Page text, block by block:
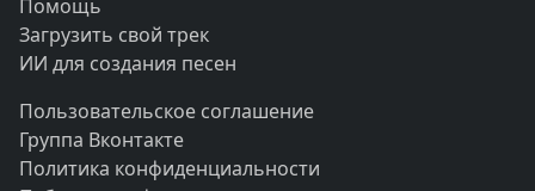
Помощь
Загрузить свой трек
ИИ для создания песен
Пользовательское соглашение
Группа Вконтакте
Политика конфиденциальности